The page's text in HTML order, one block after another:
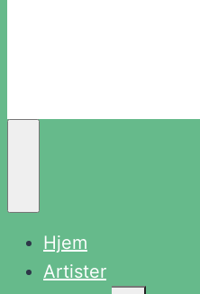
Hjem
Artister